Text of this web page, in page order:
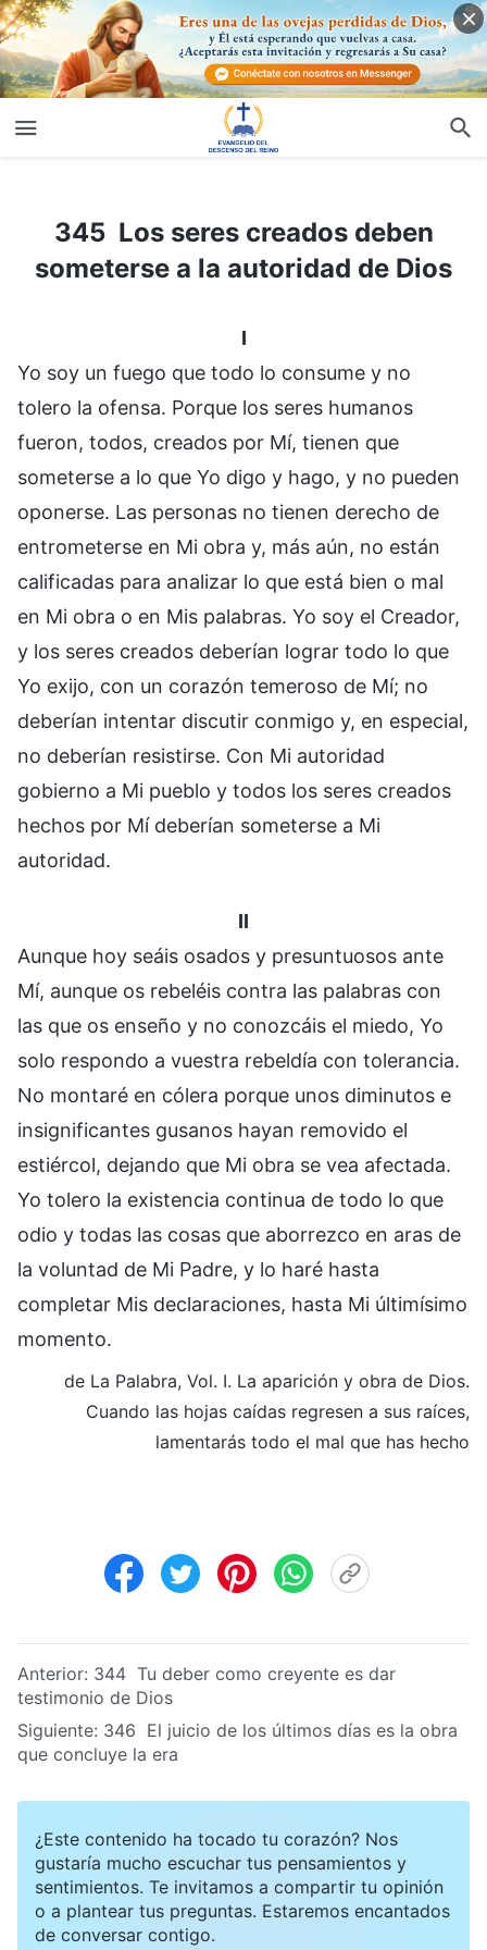
345 Los seres creados deben
someterse a la autoridad de Dios
I
Yo soy un fuego que todo lo consume y no
tolero la ofensa. Porque los seres humanos
fueron, todos, creados por Mí, tienen que
someterse a lo que Yo digo y hago, y no pueden
oponerse. Las personas no tienen derecho de
entrometerse en Mi obra y, más aún, no están
calificadas para analizar lo que está bien o mal
en Mi obra o en Mis palabras. Yo soy el Creador,
y los seres creados deberían lograr todo lo que
Yo exijo, con un corazón temeroso de Mí; no
deberían intentar discutir conmigo y, en especial,
no deberían resistirse. Con Mi autoridad
gobierno a Mi pueblo y todos los seres creados
hechos por Mí deberían someterse a Mi
autoridad.
II
Aunque hoy seáis osados y presuntuosos ante
Mí, aunque os rebeléis contra las palabras con
las que os enseño y no conozcáis el miedo, Yo
solo respondo a vuestra rebeldía con tolerancia.
No montaré en cólera porque unos diminutos e
insignificantes gusanos hayan removido el
estiércol, dejando que Mi obra se vea afectada.
Yo tolero la existencia continua de todo lo que
odio y todas las cosas que aborrezco en aras de
la voluntad de Mi Padre, y lo haré hasta
completar Mis declaraciones, hasta Mi últimísimo
momento.
de La Palabra, Vol. I. La aparición y obra de Dios.
Cuando las hojas caídas regresen a sus raíces,
lamentarás todo el mal que has hecho
Anterior: 344 Tu deber como creyente es dar
testimonio de Dios
Siguiente: 346 El juicio de los últimos días es la obra
que concluye la era
¿Este contenido ha tocado tu corazón? Nos
gustaría mucho escuchar tus pensamientos y
sentimientos. Te invitamos a compartir tu opinión
o a plantear tus preguntas. Estaremos encantados
de conversar contigo.